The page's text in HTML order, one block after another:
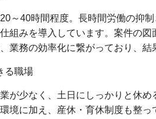
～40時間程度。長時間労働の抑
組みを導入しています。案件の
業務の効率化に繋がっており、
る職場
が少なく、土日にしっかりと休
境に加え、産休・育休制度も整